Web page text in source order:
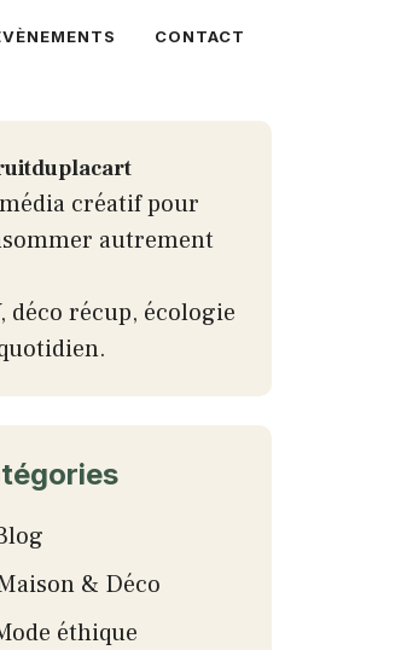
CONTACT
créatif pour
autrement
déco récup, écologie
& Déco
éthique